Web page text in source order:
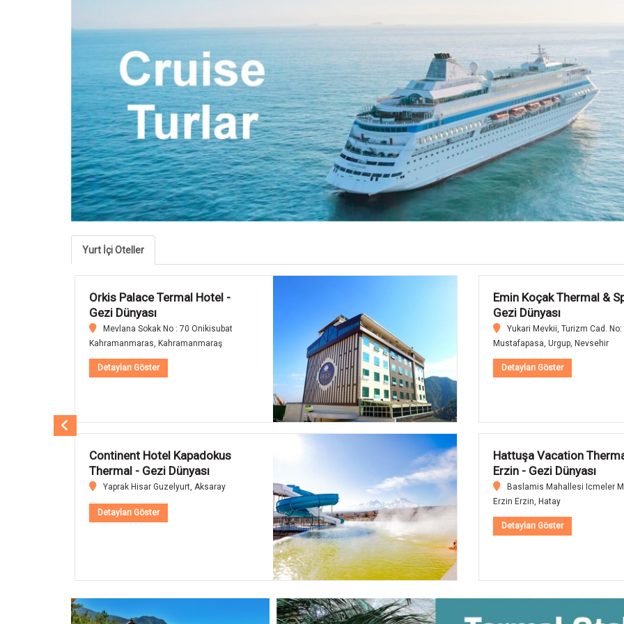
Yurt İçi Oteller
Emin Koçak Thermal & Spa -
Gezi Dünyası
Yukari Mevkii, Turizm Cad. No: 10
Mustafapasa, Urgup, Nevsehir
Detayları Göster
Hattuşa Vacation Thermal
Erzin - Gezi Dünyası
Baslamis Mahallesi Icmeler Mevkii
Erzin Erzin, Hatay
İkbal Thermal Hotel &
Gezi Dünyası
Dortyol Mah. Kutahya Yolu
No:2/3 Afyonkarahisar
Detayları Göster
Karatay Termal Tatil
Gezi Dünyası
Ismail, 21867. Sokak 80b-a